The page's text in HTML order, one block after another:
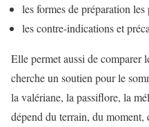
les formes de préparation les
les contre-indications et
Elle permet aussi de comparer
cherche un soutien pour le
la valériane, la passiflore, la
dépend du terrain, du